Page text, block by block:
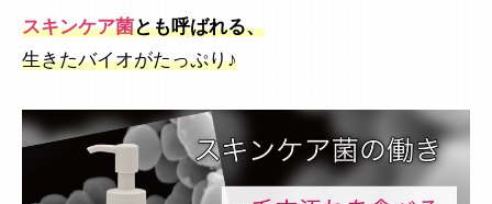
スキンケア菌とも呼ばれる、
生きたバイオがたっぷり♪